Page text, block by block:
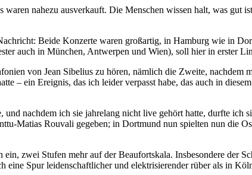
nahezu ausverkauft. Die Menschen wissen halt, was gut
Beide Konzerte waren großartig, in Hamburg wie in
auch in München, Antwerpen und Wien), soll hier in erster
von Jean Sibelius zu hören, nämlich die Zweite, nachdem
– ein Ereignis, das ich leider verpasst habe, das auch in
nachdem ich sie jahrelang nicht live gehört hatte, durfte ich
Matias Rouvali gegeben; in Dortmund nun spielten nun die
zwei Stufen mehr auf der Beaufortskala. Insbesondere der
Spur leidenschaftlicher und elektrisierender rüber als in